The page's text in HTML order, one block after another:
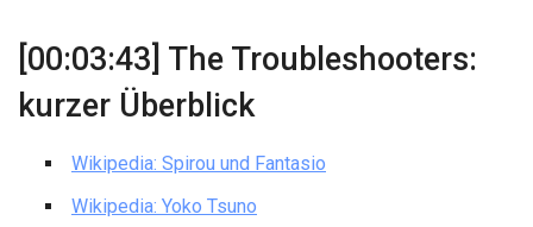
[00:03:43] The Troubleshooters:
kurzer Überblick
Wikipedia: Spirou und Fantasio
Wikipedia: Yoko Tsuno